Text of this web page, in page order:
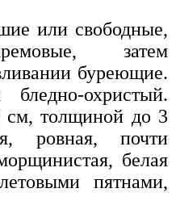
или свобод­ные,
затем
бу­реющие.
охристый.
толщиной до 3
ровная, почти
белая
пятнами,